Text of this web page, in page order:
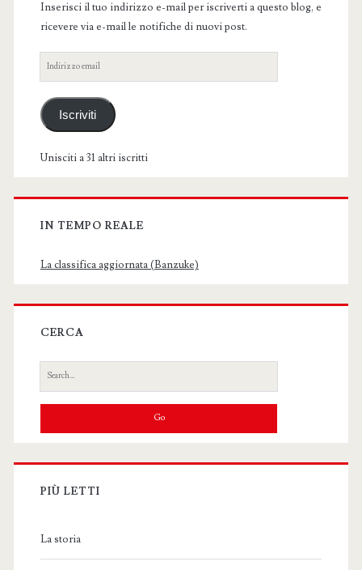
Inserisci il tuo indirizzo e-mail per iscriverti a questo blog, e
ricevere via e-mail le notifiche di nuovi post.
Indirizzo
email
Iscriviti
Unisciti a 31 altri iscritti
IN TEMPO REALE
La classifica aggiornata (Banzuke)
CERCA
Search
for:
PIÙ LETTI
La storia